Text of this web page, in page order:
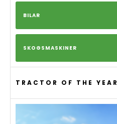
BILAR
SKOGSMASKINER
TRACTOR OF THE YEAR